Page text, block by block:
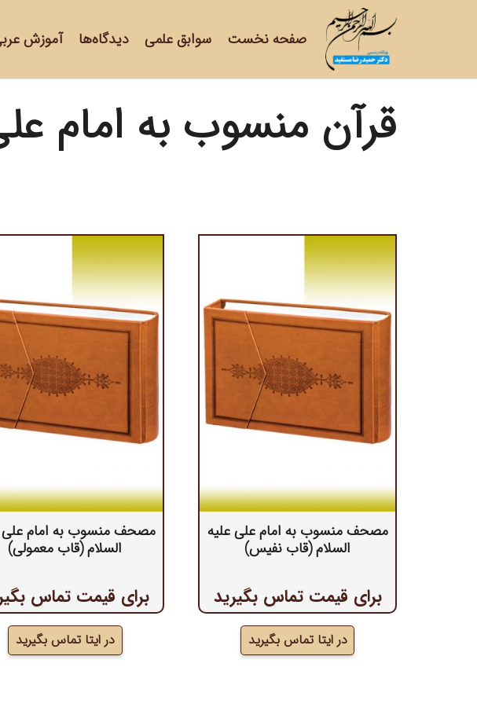
صفحه نخست سوابق علمی دیدگاه‌ها آموزش
قرآن منسوب به امام
مصحف منسوب به امام علی علیه
السلام (قاب نفیس)
برای قیمت تماس بگیرید
در ایتا تماس بگیرید
مصحف منسوب به امام علی
السلام (قاب معمولی)
برای قیمت تماس
در ایتا تماس بگیرید